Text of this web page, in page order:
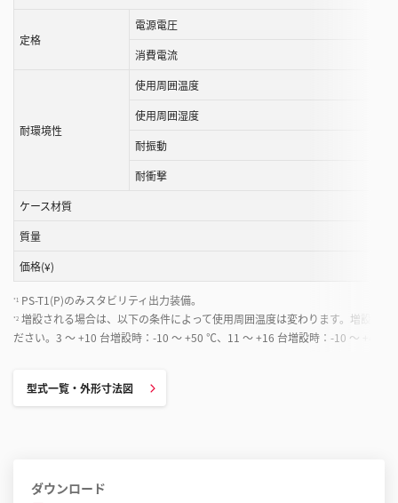
定格
電源電圧
消費電流
耐環境性
使用周囲温度
使用周囲湿度
耐振動
耐衝撃
ケース材質
質量
価格(¥)
*1 PS-T1(P)のみスタビリティ出力装備。
*2 増設される場合は、以下の条件によって使用周囲温度は変わります。増設さ
ださい。3 ～ +10 台増設時：-10 ～ +50 ℃、11 ～ +16 台増設時：-10 ～ +45 ℃
型式一覧・外形寸法図
ダウンロード